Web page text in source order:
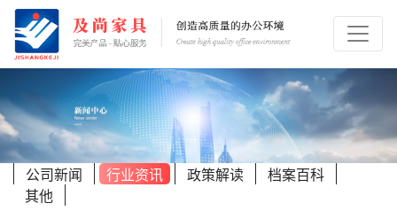
公司新闻 行业资讯 政策解读
档案百科
其他